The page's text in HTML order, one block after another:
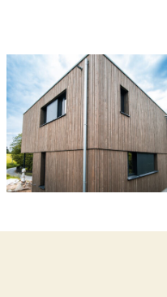
Wohnhaus N48